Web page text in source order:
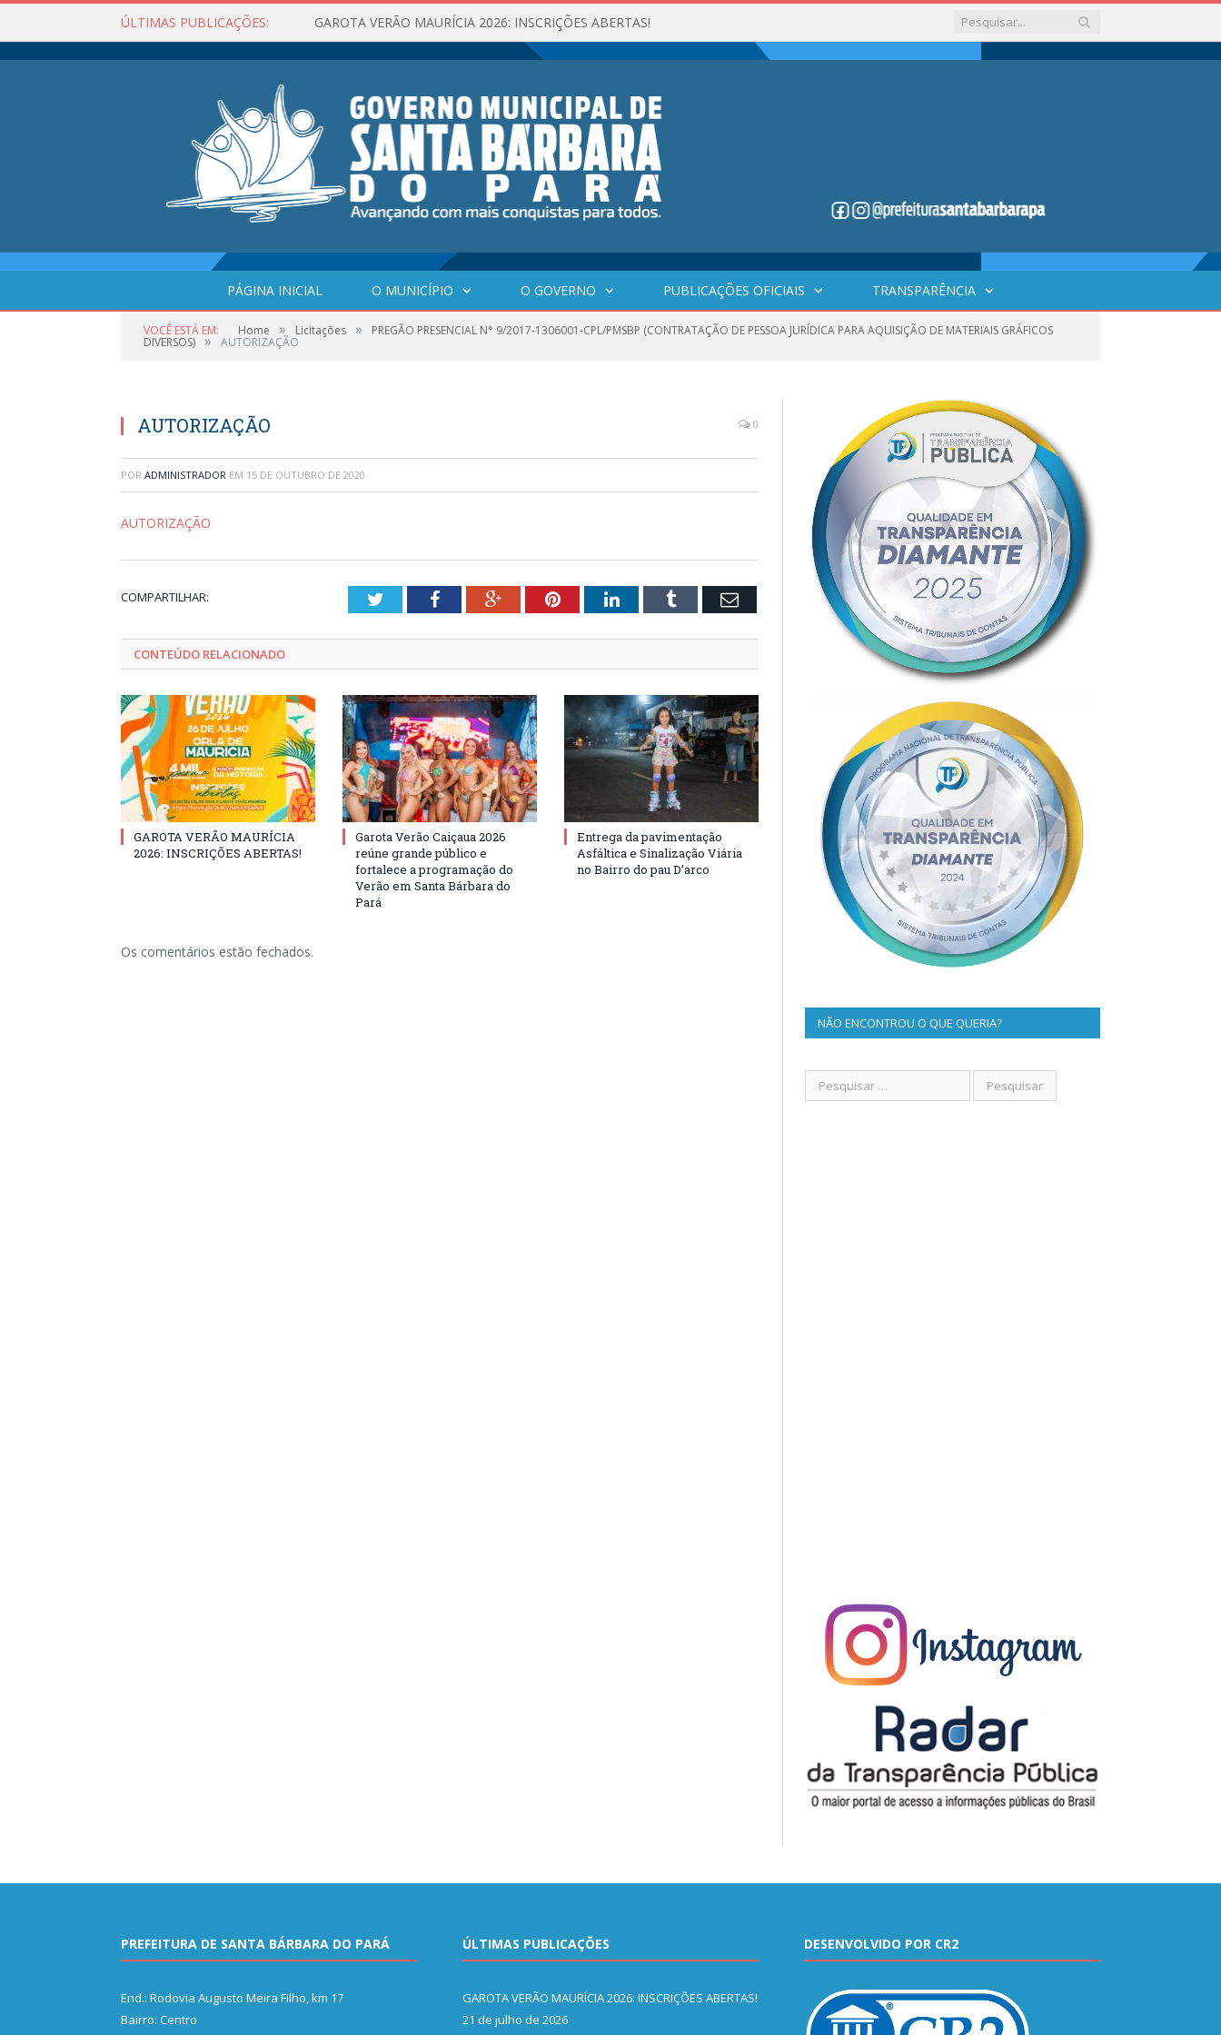
ÚLTIMAS PUBLICAÇÕES: GAROTA VERÃO MAURÍCIA 2026: INSCRIÇÕES ABERTAS!
PÁGINA INICIAL O MUNICÍPIO O GOVERNO PUBLICAÇÕES OFICIAIS TRANSPARÊNCIA
VOCÊ ESTÁ EM: Home » Licitações » PREGÃO PRESENCIAL N° 9/2017-1306001-CPL/PMSBP (CONTRATAÇÃO DE PESSOA JURÍDICA PARA AQUISIÇÃO DE MATERIAIS GRÁFICOS
DIVERSOS) » AUTORIZAÇÃO
AUTORIZAÇÃO 0
POR ADMINISTRADOR EM 15 DE OUTUBRO DE 2020
AUTORIZAÇÃO
COMPARTILHAR: TwitterFacebookGoogle+PinterestLinkedInTumblr Email
CONTEÚDO RELACIONADO
GAROTA VERÃO MAURÍCIA
2026: INSCRIÇÕES ABERTAS!
Garota Verão Caiçaua 2026
reúne grande público e
fortalece a programação do
Verão em Santa Bárbara do
Pará
Entrega da pavimentação
Asfáltica e Sinalização Viária
no Bairro do pau D’arco
Os comentários estão fechados.
NÃO ENCONTROU O QUE QUERIA?
PREFEITURA DE SANTA BÁRBARA DO PARÁ
End.: Rodovia Augusto Meira Filho, km 17
Bairro: Centro
ÚLTIMAS PUBLICAÇÕES
GAROTA VERÃO MAURÍCIA 2026: INSCRIÇÕES ABERTAS!
21 de julho de 2026
DESENVOLVIDO POR CR2